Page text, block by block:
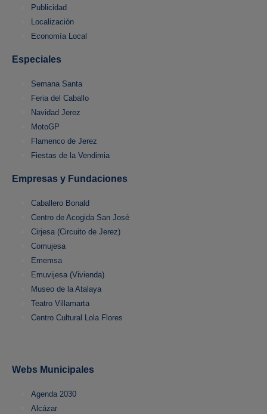
Publicidad
Localización
Economía Local
Especiales
Semana Santa
Feria del Caballo
Navidad Jerez
MotoGP
Flamenco de Jerez
Fiestas de la Vendimia
Empresas y Fundaciones
Caballero Bonald
Centro de Acogida San José
Cirjesa (Circuito de Jerez)
Comujesa
Ememsa
Emuvijesa (Vivienda)
Museo de la Atalaya
Teatro Villamarta
Centro Cultural Lola Flores
Webs Municipales
Agenda 2030
Alcázar